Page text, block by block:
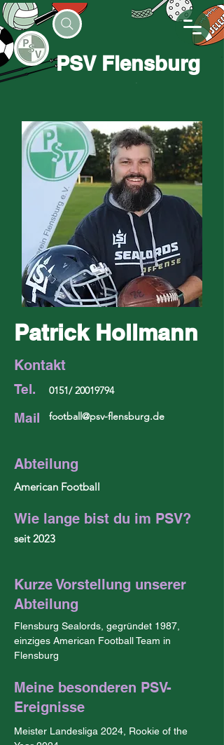
PSV Flensburg
Patrick Hollmann
Kontakt
Tel.
Mail
0151/20019794
football@psv-flensburg.de
Abteilung
American Football
Wie lange bist du im PSV?
seit 2023
Kurze Vorstellung unserer
Abteilung
Flensburg Sealords, gegründet 1987,
einziges American Football Team in
Flensburg
Meine besonderen PSV-
Ereignisse
Meister Landesliga 2024, Rookie of the